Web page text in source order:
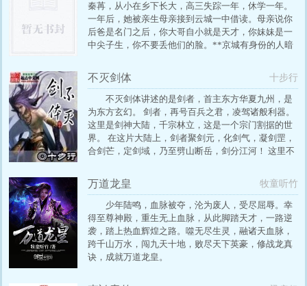
秦苒，从小在乡下长大，高三失踪一年，休学一年。
一年后，她被亲生母亲接到云城一中借读。母亲说你
后爸是名门之后，你大哥自小就是天才，你妹妹是一
中尖子生，你不要丢他们的脸。**京城有身份的人暗
不懂圈子不懂时势不懂金融行情……脾气还差的很，
总之，大家多担待。直到一天，隽爷调查某个大佬
时，他的手下望着不小心扒出来的据说什么都不懂的
小嫂子的其中一个马甲……陷入迷之沉默。大概就是
两个大佬为了不让对方自卑，互相隐藏马甲的故事。
不灭剑体 十步行
不灭剑体讲述的是剑者，首主东方华夏九州，是
为东方玄幻。 剑者，再号百兵之君，凌驾诸般利器。
这里是剑神大陆，千宗林立，这是一个宗门割据的世
界。 在这片大陆上，剑者聚剑元，化剑气，凝剑罡，
合剑芒，定剑域，乃至劈山断岳，剑分江河！ 这里不
有诸多神奇灵兽，奇异剑道 修炼层次：剑体，剑元，
剑魂，剑魄，剑心。 剑者称号：剑者，剑客，剑师，
剑主，剑王，剑宗，剑皇，剑帝，剑尊，剑祖，剑
圣。 宗门等阶：青凡，金天，白灵，紫皇。…
万道龙皇 牧童听竹
少年陆鸣，血脉被夺，沦为废人，受尽屈辱。幸
得至尊神殿，重生无上血脉，从此脚踏天才，一路逆
袭，踏上热血辉煌之路。噬无尽生灵，融诸天血脉，
跨千山万水，闯九天十地，败尽天下英豪，修战龙真
诀，成就万道龙皇。